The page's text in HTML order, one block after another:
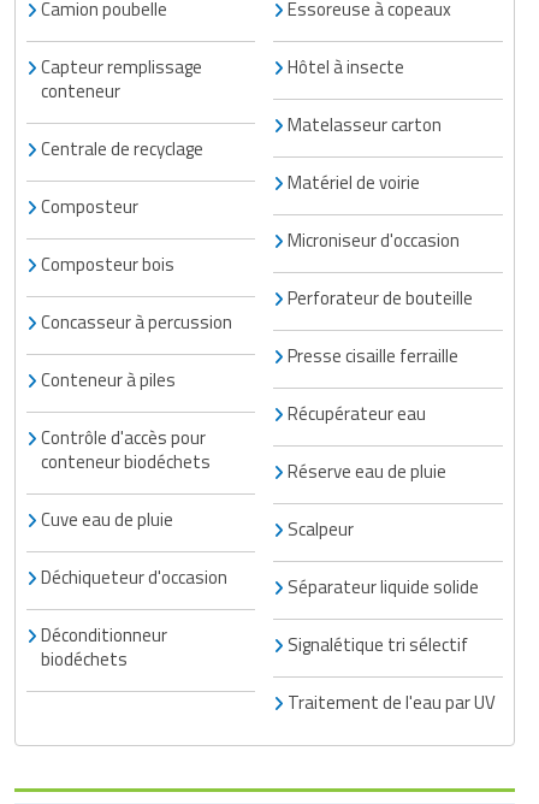
Camion poubelle
Capteur remplissage
conteneur
Centrale de recyclage
Composteur
Composteur bois
Concasseur à percussion
Conteneur à piles
Contrôle d'accès pour
conteneur biodéchets
Cuve eau de pluie
Déchiqueteur d'occasion
Déconditionneur
biodéchets
Essoreuse à copeaux
Hôtel à insecte
Matelasseur carton
Matériel de voirie
Microniseur d'occasion
Perforateur de bouteille
Presse cisaille ferraille
Récupérateur eau
Réserve eau de pluie
Scalpeur
Séparateur liquide solide
Signalétique tri sélectif
Traitement de l'eau par UV